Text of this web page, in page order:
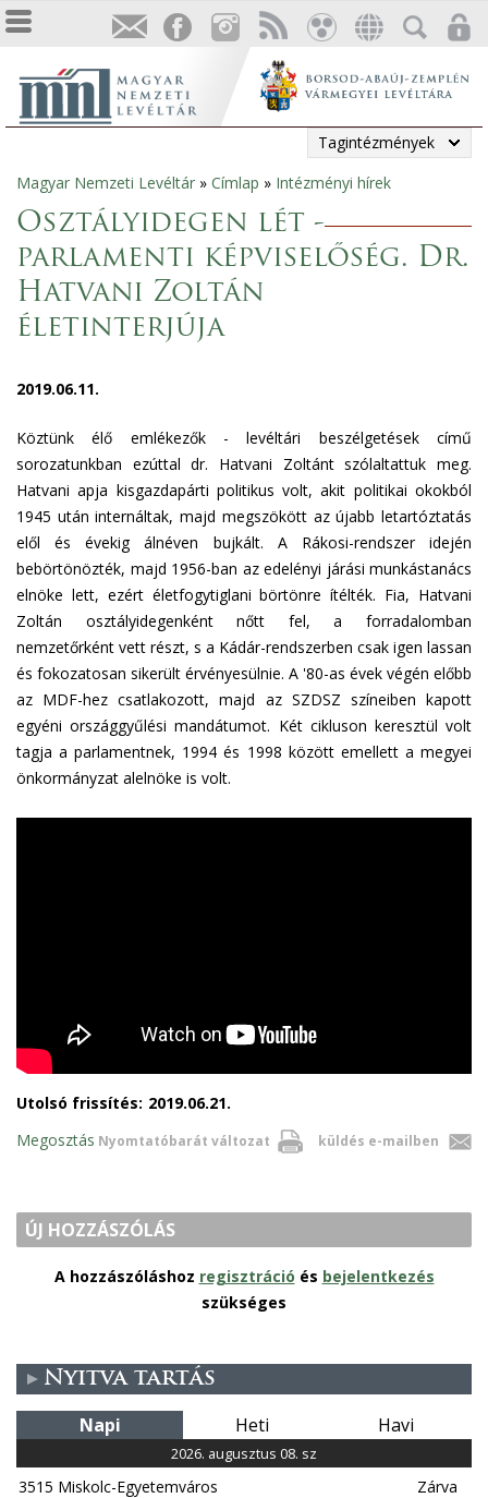
Tagintézmények
Jelenlegi
hely
Magyar Nemzeti Levéltár » Címlap » Intézményi hírek
Osztályidegen lét -
parlamenti képviselőség. Dr.
Hatvani Zoltán
életinterjúja
2019.06.11.
Köztünk élő emlékezők - levéltári beszélgetések című
sorozatunkban ezúttal dr. Hatvani Zoltánt szólaltattuk meg.
Hatvani apja kisgazdapárti politikus volt, akit politikai okokból
1945 után internáltak, majd megszökött az újabb letartóztatás
elől és évekig álnéven bujkált. A Rákosi-rendszer idején
bebörtönözték, majd 1956-ban az edelényi járási munkástanács
elnöke lett, ezért életfogytiglani börtönre ítélték. Fia, Hatvani
Zoltán osztályidegenként nőtt fel, a forradalomban
nemzetőrként vett részt, s a Kádár-rendszerben csak igen lassan
és fokozatosan sikerült érvényesülnie. A '80-as évek végén előbb
az MDF-hez csatlakozott, majd az SZDSZ színeiben kapott
egyéni országgyűlési mandátumot. Két cikluson keresztül volt
tagja a parlamentnek, 1994 és 1998 között emellett a megyei
önkormányzat alelnöke is volt.
Utolsó frissítés: 2019.06.21.
Nyomtatóbarát változat küldés e-mailben
Megosztás
ÚJ HOZZÁSZÓLÁS
A hozzászóláshoz regisztráció és bejelentkezés
szükséges
Nyitva tartás
Napi Heti Havi
2026. augusztus 08. sz
3515 Miskolc-Egyetemváros
Zárva